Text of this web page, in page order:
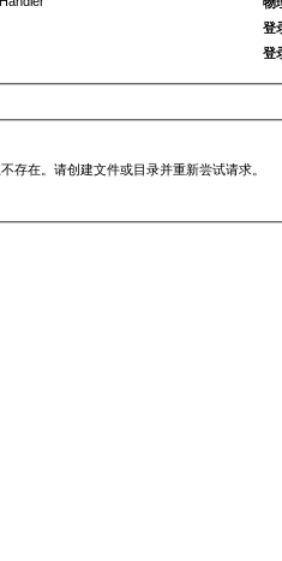
登
登
存在。请创建文件或目录并重新尝试请求。